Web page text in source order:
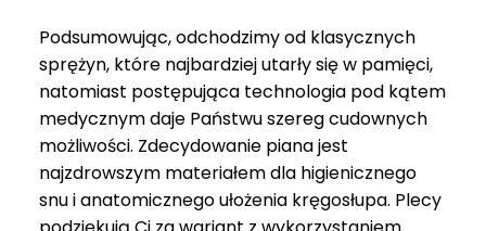
Podsumowując, odchodzimy od klasycznych
sprężyn, które najbardziej utarły się w pamięci,
natomiast postępująca technologia pod kątem
medycznym daje Państwu szereg cudownych
możliwości. Zdecydowanie piana jest
najzdrowszym materiałem dla higienicznego
snu i anatomicznego ułożenia kręgosłupa. Plecy